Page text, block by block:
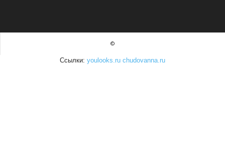
©
Ссылки: youlooks.ru chudovanna.ru